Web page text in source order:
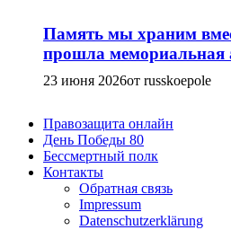
Память мы храним
прошла мемориальная
23 июня 2026от russkoepole
Правозащита онлайн
День Победы 80
Бессмертный полк
Контакты
Обратная связь
Impressum
Datenschutzerklärung